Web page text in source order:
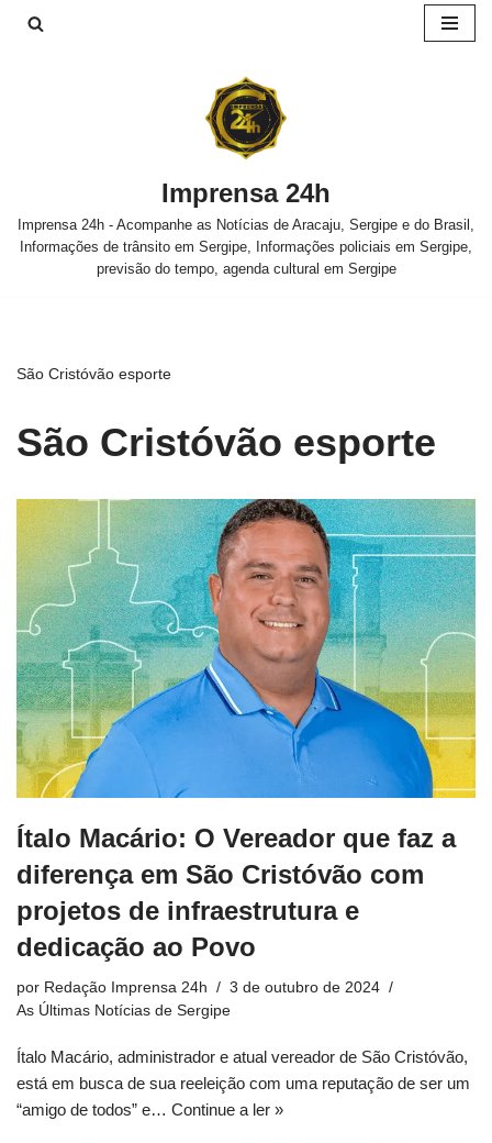
Imprensa 24h
Imprensa 24h - Acompanhe as Notícias de Aracaju, Sergipe e do Brasil,
Informações de trânsito em Sergipe, Informações policiais em Sergipe,
previsão do tempo, agenda cultural em Sergipe
São Cristóvão esporte
São Cristóvão esporte
Ítalo Macário: O Vereador que faz a
diferença em São Cristóvão com
projetos de infraestrutura e
dedicação ao Povo
por Redação Imprensa 24h
3 de outubro de 2024
As Últimas Notícias de Sergipe
Ítalo Macário, administrador e atual vereador de São Cristóvão,
está em busca de sua reeleição com uma reputação de ser um
“amigo de todos” e… Continue a ler »